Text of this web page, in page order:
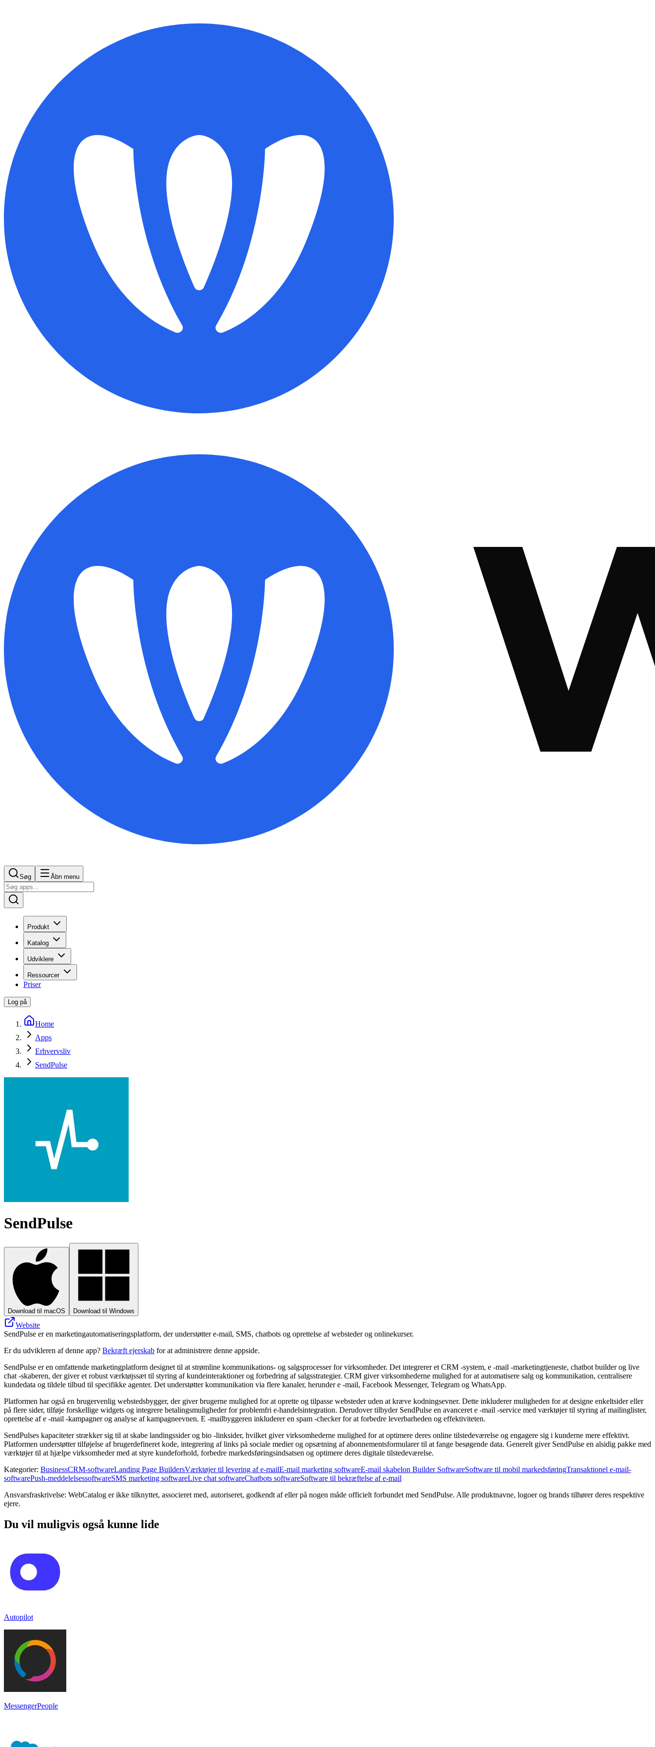
Søg Åbn menu
Produkt
Katalog
Udviklere
Ressourcer
Priser
Log på
Home
Apps
Erhvervsliv
SendPulse
SendPulse
Download til macOS Download til Windows
Website
SendPulse er en marketingautomatiseringsplatform, der understøtter e-mail, SMS, chatbots og oprettelse af websteder og onlinekurser.
Er du udvikleren af denne app? Bekræft ejerskab for at administrere denne appside.
SendPulse er en omfattende marketingplatform designet til at strømline kommunikations- og salgsprocesser for virksomheder. Det integrerer et CRM -system, e -mail -marketingtjeneste, chatbot builder og live
chat -skaberen, der giver et robust værktøjssæt til styring af kundeinteraktioner og forbedring af salgsstrategier. CRM giver virksomhederne mulighed for at automatisere salg og kommunikation, centralisere
kundedata og tildele tilbud til specifikke agenter. Det understøtter kommunikation via flere kanaler, herunder e -mail, Facebook Messenger, Telegram og WhatsApp.
Platformen har også en brugervenlig webstedsbygger, der giver brugerne mulighed for at oprette og tilpasse websteder uden at kræve kodningsevner. Dette inkluderer muligheden for at designe enkeltsider eller
på flere sider, tilføje forskellige widgets og integrere betalingsmuligheder for problemfri e-handelsintegration. Derudover tilbyder SendPulse en avanceret e -mail -service med værktøjer til styring af mailinglister,
oprettelse af e -mail -kampagner og analyse af kampagneevnen. E -mailbyggeren inkluderer en spam -checker for at forbedre leverbarheden og effektiviteten.
SendPulses kapaciteter strækker sig til at skabe landingssider og bio -linksider, hvilket giver virksomhederne mulighed for at optimere deres online tilstedeværelse og engagere sig i kunderne mere effektivt.
Platformen understøtter tilføjelse af brugerdefineret kode, integrering af links på sociale medier og opsætning af abonnementsformularer til at fange besøgende data. Generelt giver SendPulse en alsidig pakke med
værktøjer til at hjælpe virksomheder med at styre kundeforhold, forbedre markedsføringsindsatsen og optimere deres digitale tilstedeværelse.
Kategorier: BusinessCRM-softwareLanding Page BuildersVærktøjer til levering af e-mailE-mail marketing softwareE-mail skabelon Builder SoftwareSoftware til mobil markedsføringTransaktionel e-mail-
softwarePush-meddelelsessoftwareSMS marketing softwareLive chat softwareChatbots softwareSoftware til bekræftelse af e-mail
Ansvarsfraskrivelse: WebCatalog er ikke tilknyttet, associeret med, autoriseret, godkendt af eller på nogen måde officielt forbundet med SendPulse. Alle produktnavne, logoer og brands tilhører deres respektive
ejere.
Du vil muligvis også kunne lide
Autopilot
MessengerPeople